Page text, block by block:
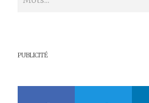
PUBLICITÉ